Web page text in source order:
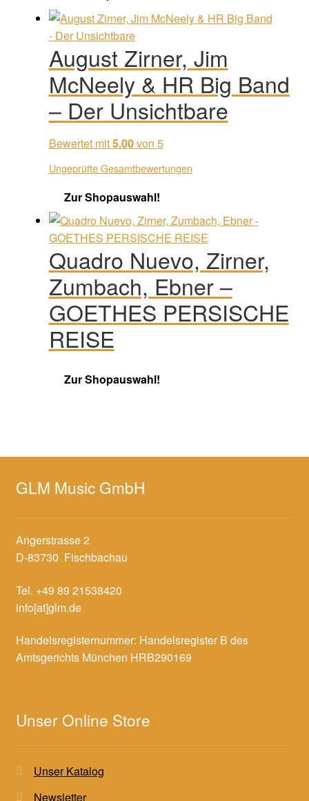
August Zirner, Jim
McNeely & HR Big Band
– Der Unsichtbare
Bewertet mit5.00von 5
Ungeprüfte Gesamtbewertungen
Zur Shopauswahl!
Quadro Nuevo, Zirner,
Zumbach, Ebner –
GOETHES PERSISCHE
REISE
Zur Shopauswahl!
GLM Music GmbH
Angerstrasse 2
D-83730 Fischbachau
Tel. +49 89 21538420
info[at]glm.de
Handelsregisternummer: Handelsregister B des
Amtsgerichts München HRB290169
Unser Online Store
Unser Katalog
Newsletter